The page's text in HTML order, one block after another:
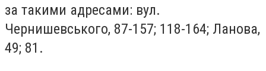
за такими адресами: вул.
Чернишевського, 87-157; 118-164; Ланова,
49; 81.